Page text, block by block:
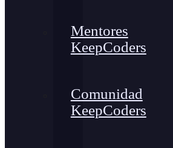
Mentores
KeepCoders
Comunidad
KeepCoders